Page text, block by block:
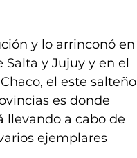
y lo arrinconó en
Salta y Jujuy y en el
el este salteño
es donde
llevando a cabo de
ejemplares